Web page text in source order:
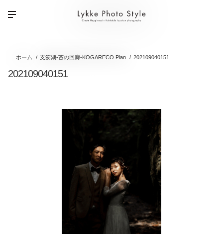
ホーム 支笏湖-苔の回廊-KOGARECO Plan 202109040151
202109040151